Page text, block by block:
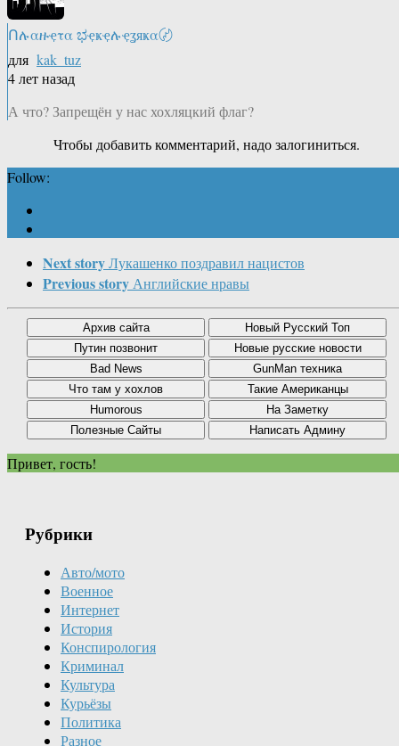
Ոሉαዙҿτα ಭҿҝҿሉҿʓяҝα〄
для kak_tuz
4 лет назад
А что? Запрещён у нас хохляцкий флаг?
Чтобы добавить комментарий, надо залогиниться.
Follow:
Next storyЛукашенко поздравил нацистов
Previous storyАнглийские нравы
Привет, гость!
Рубрики
Авто/мото
Военное
Интернет
История
Конспирология
Криминал
Культура
Курьёзы
Политика
Разное